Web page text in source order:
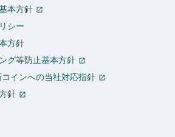
本方針
シー
方針
グ等防止基本方針
インへの当社対応指針
針